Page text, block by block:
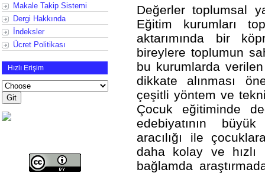
Makale Takip Sistemi
Dergi Hakkında
İndeksler
Ücret Politikası
Hızlı Erişim
Değerler toplumsal
Eğitim kurumları
aktarımında bir
bireylere toplumun
bu kurumlarda
dikkate alınması
çeşitli yöntem ve
Çocuk eğitiminde
edebiyatının
aracılığı ile
daha kolay ve hızlı
bağlamda